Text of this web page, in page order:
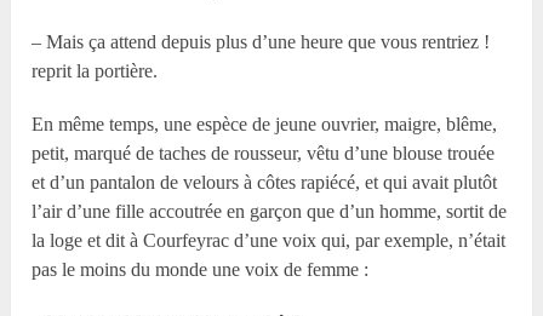
– Mais ça attend depuis plus d’une heure que vous rentriez !
reprit la portière.
En même temps, une espèce de jeune ouvrier, maigre, blême,
petit, marqué de taches de rousseur, vêtu d’une blouse trouée
et d’un pantalon de velours à côtes rapiécé, et qui avait plutôt
l’air d’une fille accoutrée en garçon que d’un homme, sortit de
la loge et dit à Courfeyrac d’une voix qui, par exemple, n’était
pas le moins du monde une voix de femme :